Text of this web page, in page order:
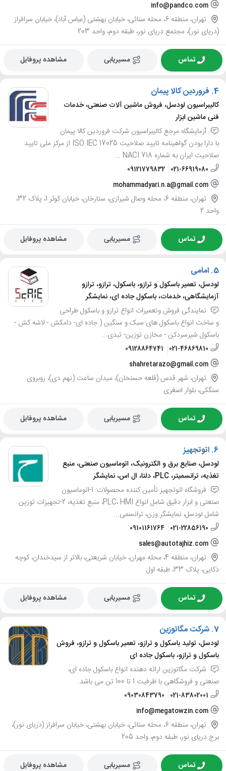
info@pandco.com
تهران، منطقه 6، محله سنائی، خیابان بهشتی (عباس آباد)، خیابان سرافراز
(دریای نور)، مجتمع دریای نور، طبقه دوم، واحد 203
تماس مسیریابی مشاهده پروفایل
4. فروردین کالا پیمان
کالیبراسیون لودسل، فروش ماشین آلات صنعتی، خدمات
فنی ماشین ابزار
آزمایشگاه مرجع کالیبراسیون شرکت فروردین کالا پیمان
با دارا بودن گواهینامه تایید صلاحیت ISO IEC 17025 از مرکز ملی تایید
صلاحیت ایران به شماره NACI 718 ...
021-66919080
09121779832
mohammadyari.n.a@gmail.com
تهران، منطقه 6، محله وصال شیرازی، ستارخان، خیابان کوثر 1، پلاک 32،
واحد 2
تماس مسیریابی مشاهده پروفایل
5. امامی
لودسل، تعمیر باسکول و ترازو، باسکول، ترازو، ترازو
آزمایشگاهی، خدمات، باسکول جاده ای، نمایشگر
نمایندگی فروش وتعمیرات انواع ترازو و باسکول طراحی
و ساخت انواع باسکول های سبک و سنگین ( جاده ای- دامکش - لاشه کش -
باسکول شیرسردکن - مخازن توزین- تبدی...
021-46869810
09128864741
shahretarazo@gmail.com
تهران، شهر قدس (قلعه حسنخان)، میدان ساعت (نهم دی)، روبروی
سنگکی، بلوار اصغری
تماس مسیریابی مشاهده پروفایل
6. اتوتجهیز
لودسل، صنایع برق و الکترونیک، اتوماسیون صنعتی، منبع
تغذیه، ترانسمیتر، PLC، دلتا، ال اس، نمایشگر
فروشگاه اتوتجهیز تأمین کننده محصولات: 1-اتوماسیون
صنعتی و ابزار دقیق شامل انواع PLC، HMI، منبع تغذیه، 2-تجهیزات توزین
شامل لودسل، نمایشگر وزن، ترانسمی...
021-22856190
09101161764
sales@autotajhiz.com
تهران، منطقه 4، محله مهران، خیابان شریعتی، بالاتر از سیدخندان، کوچه
ذکایی، پلاک 33، طبقه اول
تماس مسیریابی مشاهده پروفایل
7. شرکت مگاتوزین
لودسل، تولید باسکول و ترازو، تعمیر باسکول و ترازو، فروش
باسکول و ترازو، باسکول جاده ای
شرکت مگاتوزین ارائه دهنده انواع باسکول جاده ای،
صنعتی و فروشگاهی با ظرفیت 1 تا 100 تن می باشد.
021-83802001
09030843790
info@megatowzin.com
تهران، منطقه 6، محله سنائی، خیابان بهشتی، خیابان سرافراز (دریای نور)،
برج دریای نور، طبقه دوم، واحد 205
تماس مسیریابی مشاهده پروفایل